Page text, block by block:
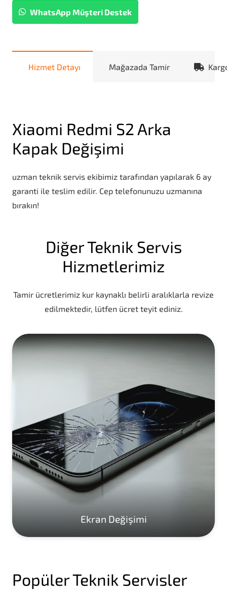
WhatsApp Müşteri Destek
Hizmet Detayı Mağazada Tamir
Xiaomi Redmi S2 Arka
Kapak Değişimi
uzman teknik servis ekibimiz tarafından yapılarak 6 ay
garanti ile teslim edilir. Cep telefonunuzu uzmanına
bırakın!
Diğer Teknik Servis
Hizmetlerimiz
Tamir ücretlerimiz kur kaynaklı belirli aralıklarla revize
edilmektedir, lütfen ücret teyit ediniz.
Ekran Değişimi
Popüler Teknik Servisler